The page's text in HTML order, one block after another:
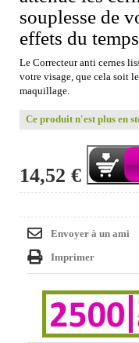
souplesse de
effets du
Le Correcteur anti cernes
votre visage, que cela soit
maquillage.
Ce produit n'est plus en
14,52 €
Envoyer à un ami
Imprimer